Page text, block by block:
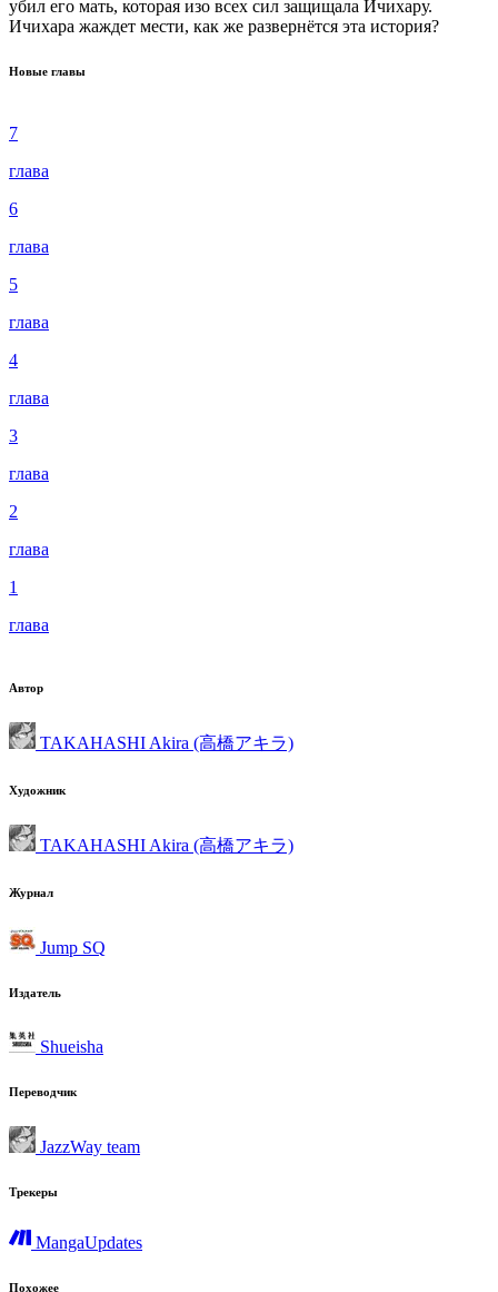
убил его мать, которая изо всех сил защищала Ичихару.
Ичихара жаждет мести, как же развернётся эта история?
Новые главы
7
глава
6
глава
5
глава
4
глава
3
глава
2
глава
1
глава
Автор
TAKAHASHI Akira (高橋アキラ)
Художник
TAKAHASHI Akira (高橋アキラ)
Журнал
Jump SQ
Издатель
Shueisha
Переводчик
JazzWay team
Трекеры
MangaUpdates
Похожее